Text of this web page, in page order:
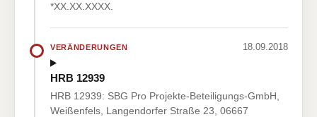
*XX.XX.XXXX.
VERÄNDERUNGEN 18.09.2018
HRB 12939
HRB 12939: SBG Pro Projekte-Beteiligungs-GmbH,
Weißenfels, Langendorfer Straße 23, 06667